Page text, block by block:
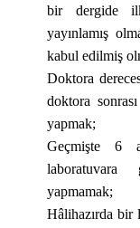
bir dergide
yayınlamış
kabul edilmiş
Doktora
doktora
yapmak;
Geçmişte 6
yapmamak;
Hâlihazırda bir